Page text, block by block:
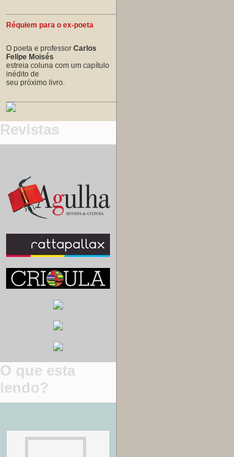
Réquiem para o ex-poeta
O poeta e professor Carlos
Felipe Moisés
estreia coluna com um capítulo
inédito de
seu próximo livro.
Revistas
O que esta
lendo?